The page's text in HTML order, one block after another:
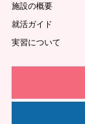
施設の概要
就活ガイド
実習について